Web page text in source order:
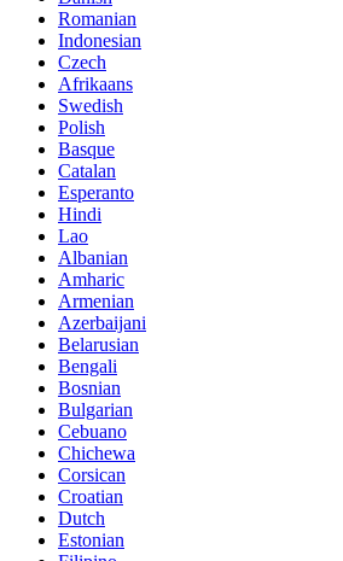
Romanian
Indonesian
Czech
Afrikaans
Swedish
Polish
Basque
Catalan
Esperanto
Hindi
Lao
Albanian
Amharic
Armenian
Azerbaijani
Belarusian
Bengali
Bosnian
Bulgarian
Cebuano
Chichewa
Corsican
Croatian
Dutch
Estonian